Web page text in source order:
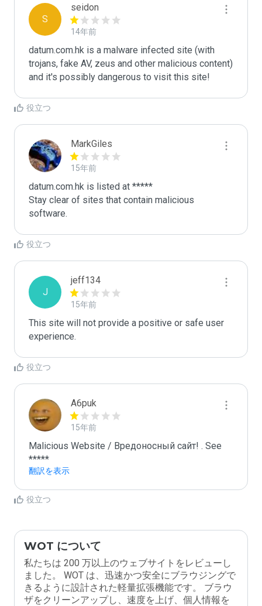
S
seidon
14年前
datum.com.hk is a malware infected site (with
trojans, fake AV, zeus and other malicious content)
and it's possibly dangerous to visit this site!
役立つ
MarkGiles
15年前
datum.com.hk is listed at *****
Stay clear of sites that contain malicious
software.
役立つ
J
jeff134
15年前
This site will not provide a positive or safe user
experience.
役立つ
A6puk
15年前
Malicious Website / Вредоносный сайт! . See
*****
翻訳を表示
役立つ
WOT について
私たちは 200 万以上のウェブサイトをレビューし
ました。 WOT は、迅速かつ安全にブラウジングで
きるように設計された軽量拡張機能です。 ブラウ
ザをクリーンアップし、速度を上げ、個人情報を